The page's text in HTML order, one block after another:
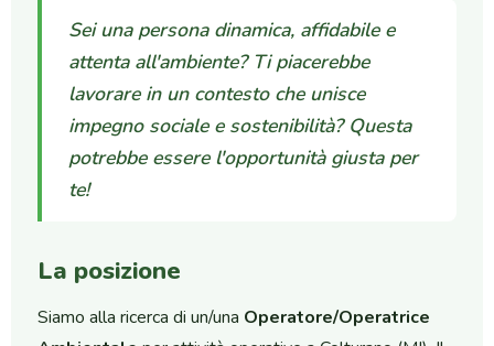
Sei una persona dinamica, affidabile e
attenta all'ambiente? Ti piacerebbe
lavorare in un contesto che unisce
impegno sociale e sostenibilità? Questa
potrebbe essere l'opportunità giusta per
te!
La posizione
Siamo alla ricerca di un/una Operatore/Operatrice